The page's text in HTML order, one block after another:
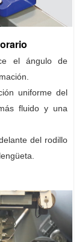
el ángulo de
uniforme del
fluido y una
del rodillo